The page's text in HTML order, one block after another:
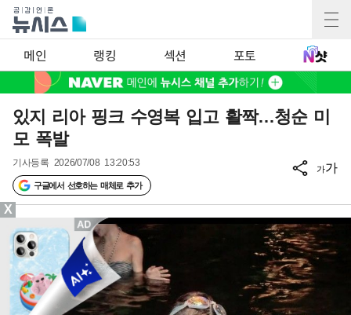
메인 랭킹 섹션 포토
있지 리아 핑크 수영복 입고 활짝…청순 미
모 폭발
기사등록 2026/07/08 13:20:53
구글에서 선호하는 매체로 추가
가가
X